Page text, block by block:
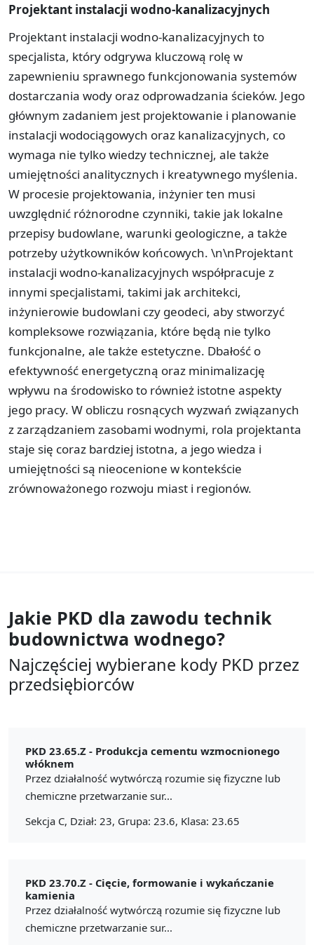
Projektant instalacji wodno-kanalizacyjnych
Projektant instalacji wodno-kanalizacyjnych to
specjalista, który odgrywa kluczową rolę w
zapewnieniu sprawnego funkcjonowania systemów
dostarczania wody oraz odprowadzania ścieków. Jego
głównym zadaniem jest projektowanie i planowanie
instalacji wodociągowych oraz kanalizacyjnych, co
wymaga nie tylko wiedzy technicznej, ale także
umiejętności analitycznych i kreatywnego myślenia.
W procesie projektowania, inżynier ten musi
uwzględnić różnorodne czynniki, takie jak lokalne
przepisy budowlane, warunki geologiczne, a także
potrzeby użytkowników końcowych. \n\nProjektant
instalacji wodno-kanalizacyjnych współpracuje z
innymi specjalistami, takimi jak architekci,
inżynierowie budowlani czy geodeci, aby stworzyć
kompleksowe rozwiązania, które będą nie tylko
funkcjonalne, ale także estetyczne. Dbałość o
efektywność energetyczną oraz minimalizację
wpływu na środowisko to również istotne aspekty
jego pracy. W obliczu rosnących wyzwań związanych
z zarządzaniem zasobami wodnymi, rola projektanta
staje się coraz bardziej istotna, a jego wiedza i
umiejętności są nieocenione w kontekście
zrównoważonego rozwoju miast i regionów.
Jakie PKD dla zawodu technik
budownictwa wodnego?
Najczęściej wybierane kody PKD przez
przedsiębiorców
PKD 23.65.Z - Produkcja cementu wzmocnionego
włóknem
Przez działalność wytwórczą rozumie się fizyczne lub
chemiczne przetwarzanie sur...
Sekcja C, Dział: 23, Grupa: 23.6, Klasa: 23.65
PKD 23.70.Z - Cięcie, formowanie i wykańczanie
kamienia
Przez działalność wytwórczą rozumie się fizyczne lub
chemiczne przetwarzanie sur...